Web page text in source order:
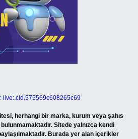
live:.cid.575569c608265c69
herhangi bir marka, kurum veya şahıs
Sitede yalnızca kendi
Burada yer alan içerikler